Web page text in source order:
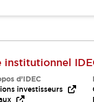
institutionnel
d’IDEC
investisseurs